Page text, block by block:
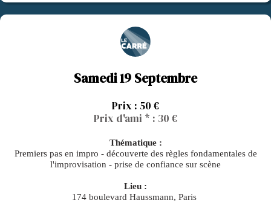
Samedi 19 Septembre
Prix : 50 €
Prix d'ami * : 30 €
Thématique :
Premiers pas en impro - découverte des règles fondamentales de
l'improvisation - prise de confiance sur scène
Lieu :
174 boulevard Haussmann, Paris